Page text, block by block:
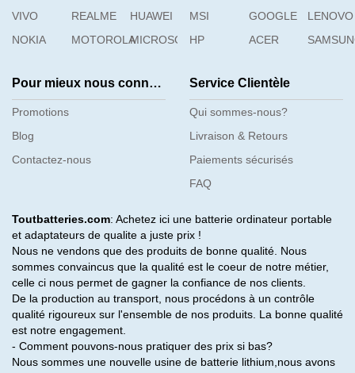
VIVO
REALME
HUAWEI
NOKIA
MOTOROLAMICROSOFT
MSI
GOOGLE
LENOVO
HP
ACER
Pour mieux nous connaître
Promotions
Blog
Contactez-nous
Service Clientèle
Qui sommes-nous?
Livraison & Retours
Paiements sécurisés
FAQ
Toutbatteries.com: Achetez ici une batterie ordinateur portable
et adaptateurs de qualite a juste prix !
Nous ne vendons que des produits de bonne qualité. Nous
sommes convaincus que la qualité est le coeur de notre métier,
celle ci nous permet de gagner la confiance de nos clients.
De la production au transport, nous procédons à un contrôle
qualité rigoureux sur l'ensemble de nos produits. La bonne qualité
est notre engagement.
- Comment pouvons-nous pratiquer des prix si bas?
Nous sommes une nouvelle usine de batterie lithium,nous avons